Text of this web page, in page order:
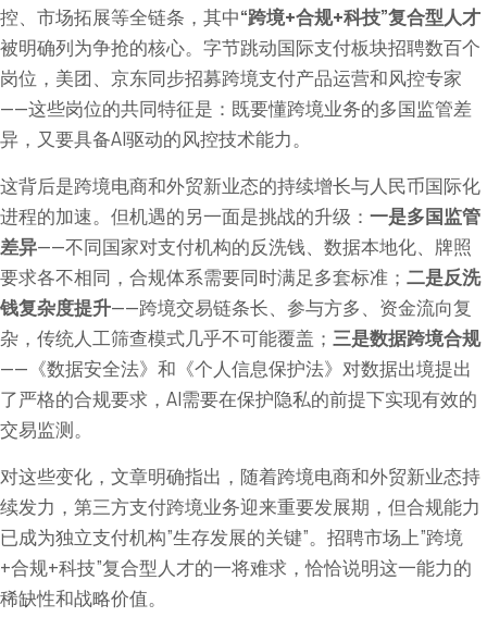
控、市场拓展等全链条，其中“跨境+合规+科技”复合型人才
被明确列为争抢的核心。字节跳动国际支付板块招聘数百个
岗位，美团、京东同步招募跨境支付产品运营和风控专家
——这些岗位的共同特征是：既要懂跨境业务的多国监管差
异，又要具备AI驱动的风控技术能力。
这背后是跨境电商和外贸新业态的持续增长与人民币国际化
进程的加速。但机遇的另一面是挑战的升级： 一是多国监管
差异——不同国家对支付机构的反洗钱、数据本地化、牌照
要求各不相同，合规体系需要同时满足多套标准； 二是反洗
钱复杂度提升——跨境交易链条长、参与方多、资金流向复
杂，传统人工筛查模式几乎不可能覆盖； 三是数据跨境合规
——《数据安全法》和《个人信息保护法》对数据出境提出
了严格的合规要求，AI需要在保护隐私的前提下实现有效的
交易监测。
对这些变化，文章明确指出，随着跨境电商和外贸新业态持
续发力，第三方支付跨境业务迎来重要发展期，但合规能力
已成为独立支付机构”生存发展的关键”。招聘市场上”跨境
+合规+科技”复合型人才的一将难求，恰恰说明这一能力的
稀缺性和战略价值。